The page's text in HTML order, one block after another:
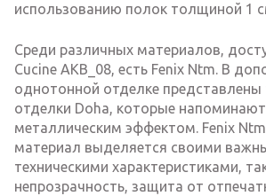
использованию полок толщиной 1
Среди различных материалов,
Cucine AKB_08, есть Fenix ​​Ntm. В
однотонной отделке
отделки Doha, которые напоминают
металлическим эффектом. Fenix
материал выделяется своими
техническими характеристиками,
непрозрачность, защита от